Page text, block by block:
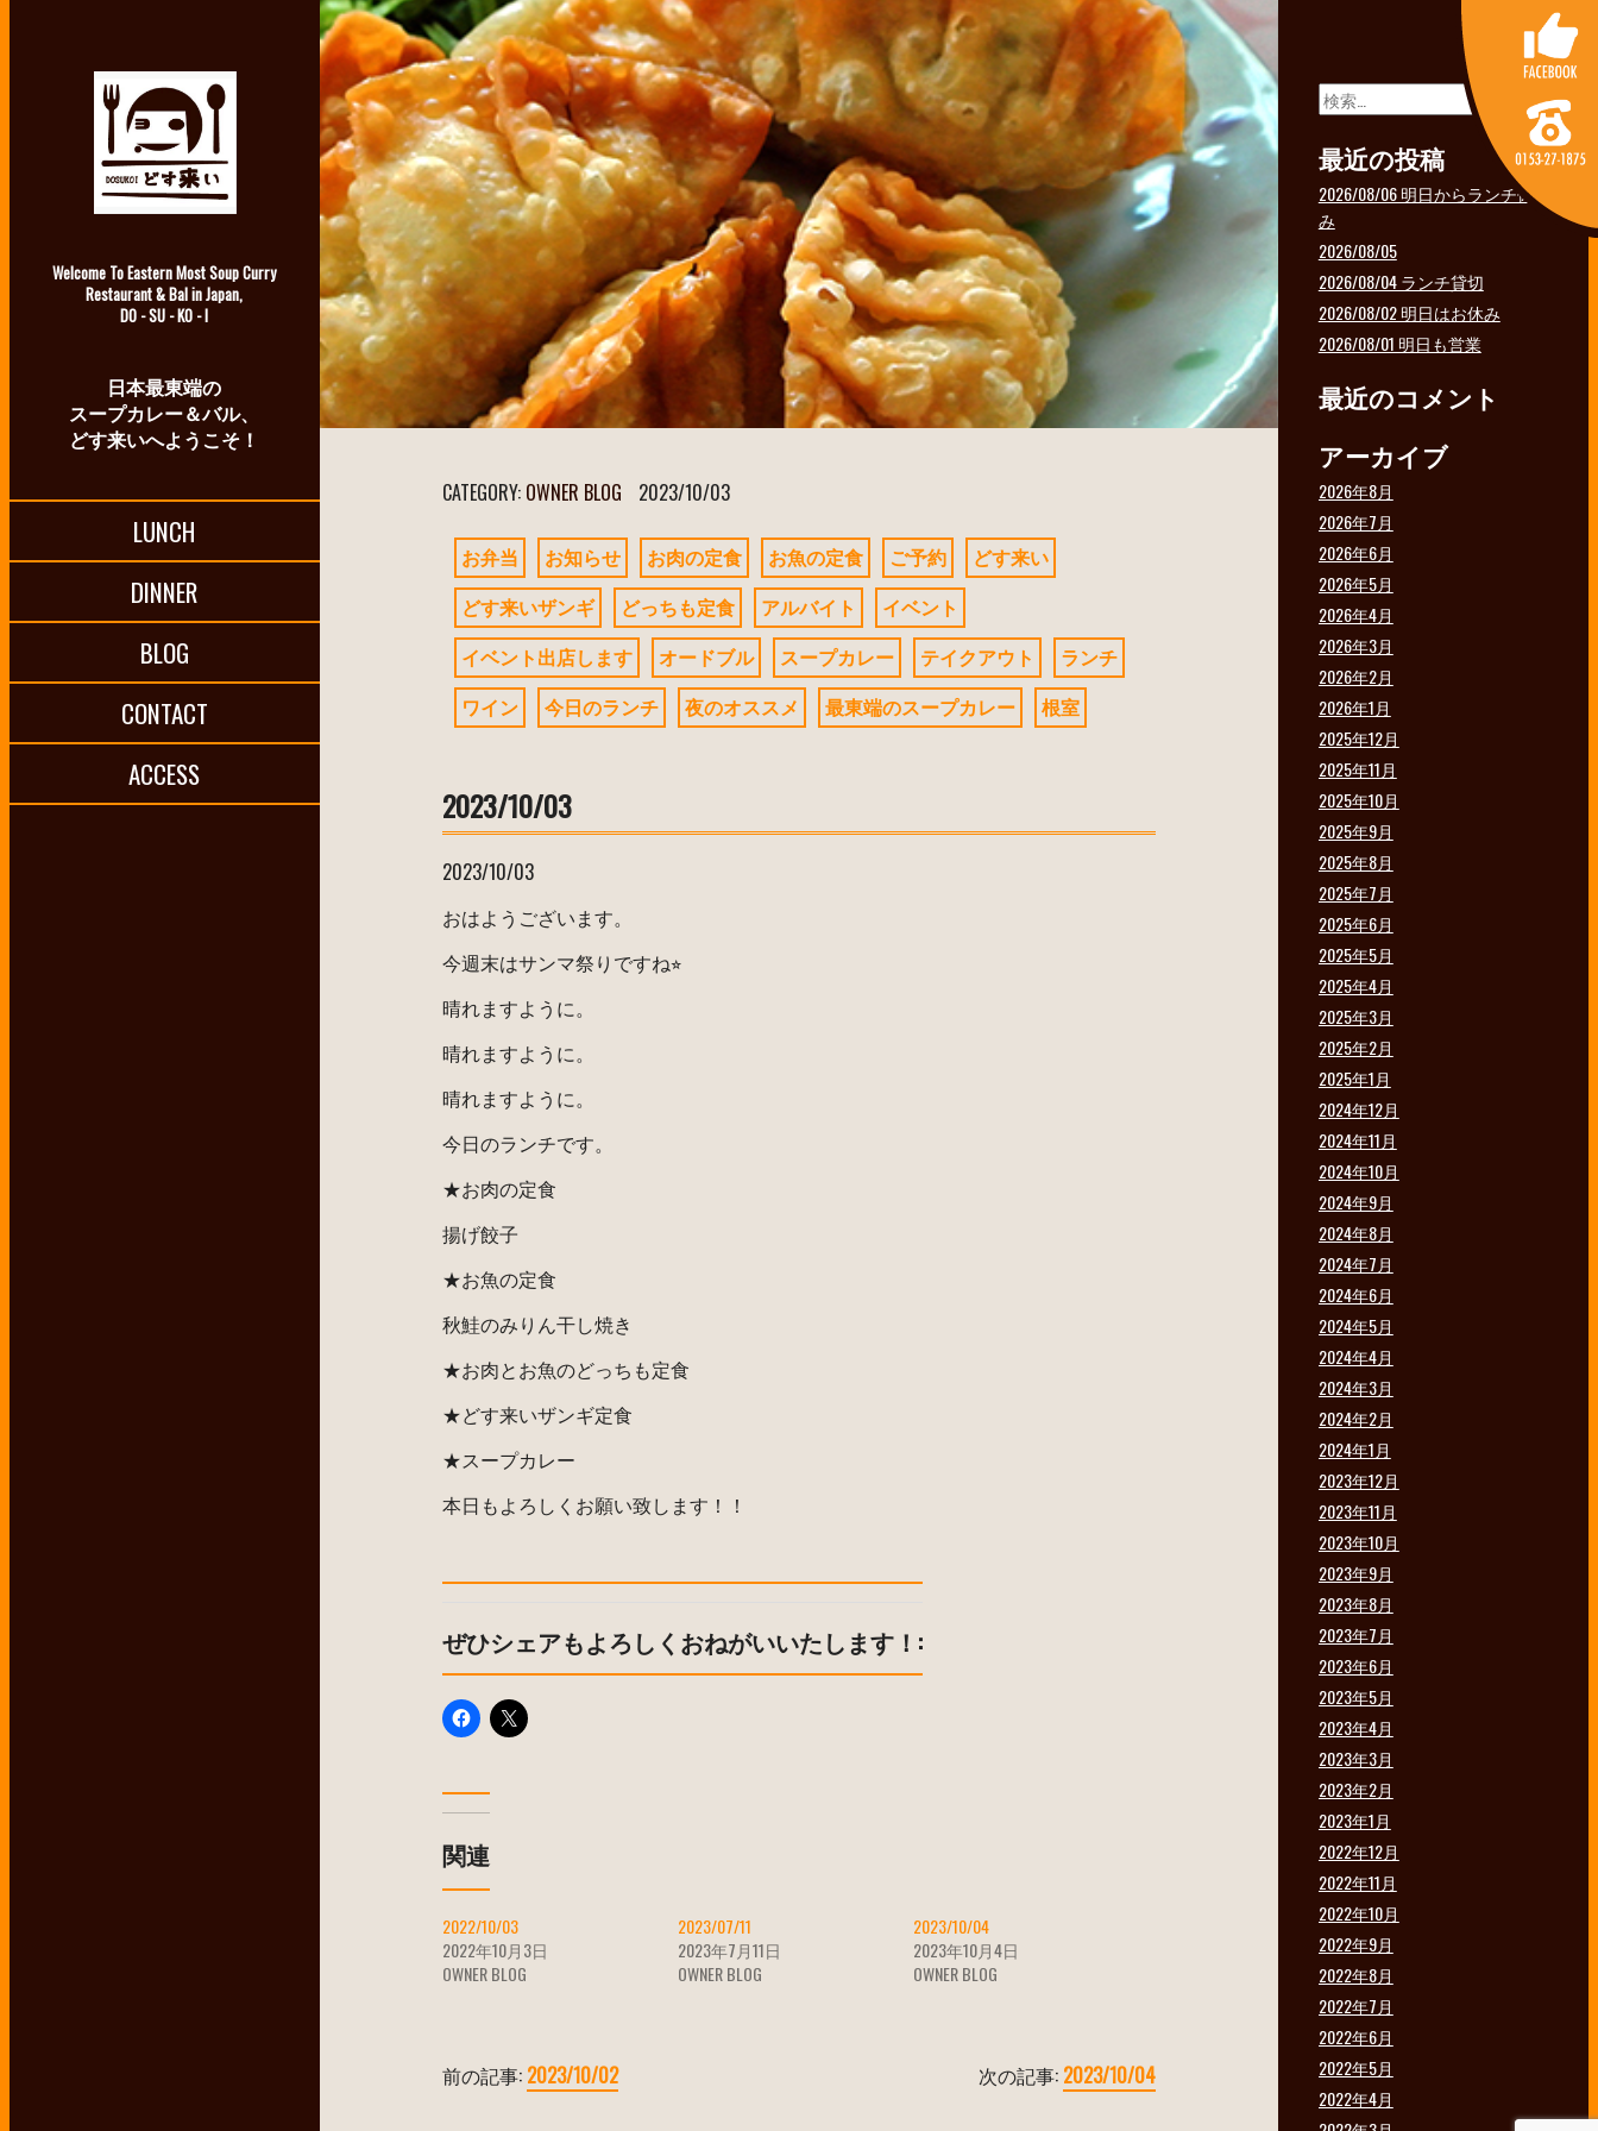
Welcome To Eastern Most Soup Curry
Restaurant & Bal in Japan,
DO - SU - KO - I
日本最東端の
スープカレー＆バル、
どす来いへようこそ！
LUNCH
DINNER
BLOG
CONTACT
ACCESS
CATEGORY: OWNER BLOG 2023/10/03
お弁当 お知らせ お肉の定食 お魚の定食 ご予約
どす来い
どす来いザンギ
どっちも定食 アルバイト
イベント
イベント出店します
オードブル スープカレー テイクアウト
ランチ
ワイン
今日のランチ 夜のオススメ 最東端のスープカレー 根室
2023/10/03
2023/10/03
おはようございます。
今週末はサンマ祭りですね⭐︎
晴れますように。
晴れますように。
晴れますように。
今日のランチです。
★お肉の定食
揚げ餃子
★お魚の定食
秋鮭のみりん干し焼き
★お肉とお魚のどっちも定食
★どす来いザンギ定食
★スープカレー
本日もよろしくお願い致します！！
ぜひシェアもよろしくおねがいいたします！:
関連
2022/10/03
2022年10月3日
OWNER BLOG
2023/07/11
2023年7月11日
OWNER BLOG
2023/10/04
2023年10月4日
OWNER BLOG
前の記事: 2023/10/02 次の記事: 2023/10/04
検
索:
最近の投稿
2026/08/06 明日からランチ休
み
2026/08/05
2026/08/04 ランチ貸切
2026/08/02 明日はお休み
2026/08/01 明日も営業
最近のコメント
アーカイブ
2026年8月
2026年7月
2026年6月
2026年5月
2026年4月
2026年3月
2026年2月
2026年1月
2025年12月
2025年11月
2025年10月
2025年9月
2025年8月
2025年7月
2025年6月
2025年5月
2025年4月
2025年3月
2025年2月
2025年1月
2024年12月
2024年11月
2024年10月
2024年9月
2024年8月
2024年7月
2024年6月
2024年5月
2024年4月
2024年3月
2024年2月
2024年1月
2023年12月
2023年11月
2023年10月
2023年9月
2023年8月
2023年7月
2023年6月
2023年5月
2023年4月
2023年3月
2023年2月
2023年1月
2022年12月
2022年11月
2022年10月
2022年9月
2022年8月
2022年7月
2022年6月
2022年5月
2022年4月